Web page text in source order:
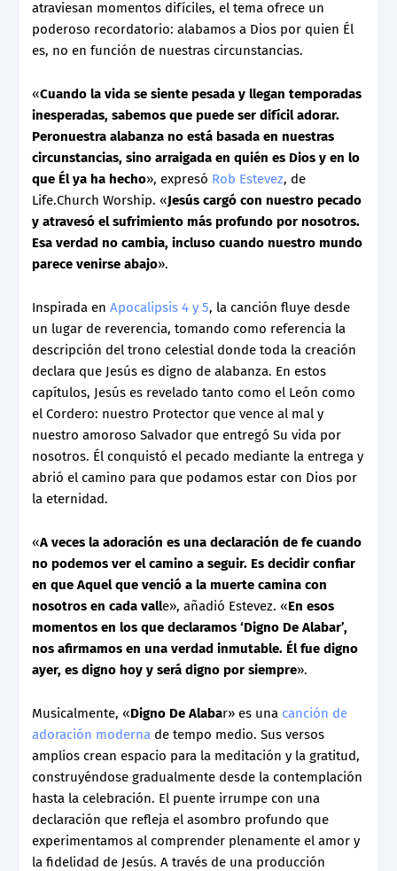
atraviesan momentos difíciles, el tema ofrece un
poderoso recordatorio: alabamos a Dios por quien Él
es, no en función de nuestras circunstancias.
«Cuando la vida se siente pesada y llegan temporadas
inesperadas, sabemos que puede ser difícil adorar.
Peronuestra alabanza no está basada en nuestras
circunstancias, sino arraigada en quién es Dios y en lo
que Él ya ha hecho», expresó Rob Estevez, de
Life.Church Worship. «Jesús cargó con nuestro pecado
y atravesó el sufrimiento más profundo por nosotros.
Esa verdad no cambia, incluso cuando nuestro mundo
parece venirse abajo».
Inspirada en Apocalipsis 4 y 5, la canción fluye desde
un lugar de reverencia, tomando como referencia la
descripción del trono celestial donde toda la creación
declara que Jesús es digno de alabanza. En estos
capítulos, Jesús es revelado tanto como el León como
el Cordero: nuestro Protector que vence al mal y
nuestro amoroso Salvador que entregó Su vida por
nosotros. Él conquistó el pecado mediante la entrega y
abrió el camino para que podamos estar con Dios por
la eternidad.
«A veces la adoración es una declaración de fe cuando
no podemos ver el camino a seguir. Es decidir confiar
en que Aquel que venció a la muerte camina con
nosotros en cada valle», añadió Estevez. «En esos
momentos en los que declaramos ‘Digno De Alabar’,
nos afirmamos en una verdad inmutable. Él fue digno
ayer, es digno hoy y será digno por siempre».
Musicalmente, «Digno De Alabar» es una canción de
adoración moderna de tempo medio. Sus versos
amplios crean espacio para la meditación y la gratitud,
construyéndose gradualmente desde la contemplación
hasta la celebración. El puente irrumpe con una
declaración que refleja el asombro profundo que
experimentamos al comprender plenamente el amor y
la fidelidad de Jesús. A través de una producción